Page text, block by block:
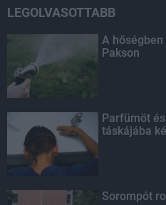
LEGOLVASOTTABB
A
Pakson
Parfümöt
táskájába
Sorompót